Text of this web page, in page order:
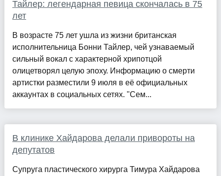
Тайлер: легендарная певица скончалась в 75
лет
В возрасте 75 лет ушла из жизни британская
исполнительница Бонни Тайлер, чей узнаваемый
сильный вокал с характерной хрипотцой
олицетворял целую эпоху. Информацию о смерти
артистки разместили 9 июля в её официальных
аккаунтах в социальных сетях. "Сем...
В клинике Хайдарова делали привороты на
депутатов
Супруга пластического хирурга Тимура Хайдарова